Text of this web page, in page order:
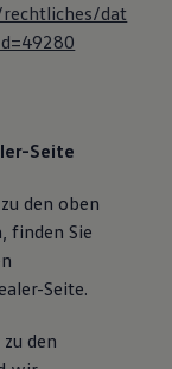
dat
Seite
den oben
finden Sie
Seite.
den